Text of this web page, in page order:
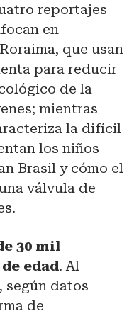
reportajes
en
que usan
para reducir
de la
mientras
la difícil
los niños
Brasil y cómo el
válvula de
30 mil
edad. Al
según datos
de